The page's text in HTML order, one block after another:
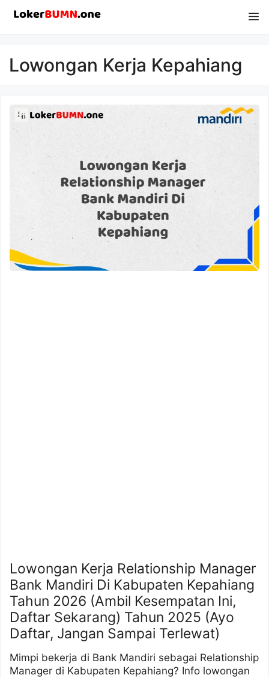
Langsung
Lowongan Kerja Kepahiang
Lowongan Kerja Relationship Manager
Bank Mandiri Di Kabupaten Kepahiang
Tahun 2026 (Ambil Kesempatan Ini,
Daftar Sekarang) Tahun 2025 (Ayo
Daftar, Jangan Sampai Terlewat)
Mimpi bekerja di Bank Mandiri sebagai Relationship
Manager di Kabupaten Kepahiang? Info lowongan